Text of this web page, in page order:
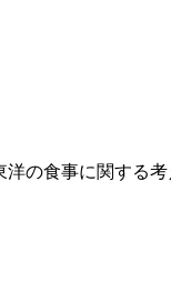
の食事に関する